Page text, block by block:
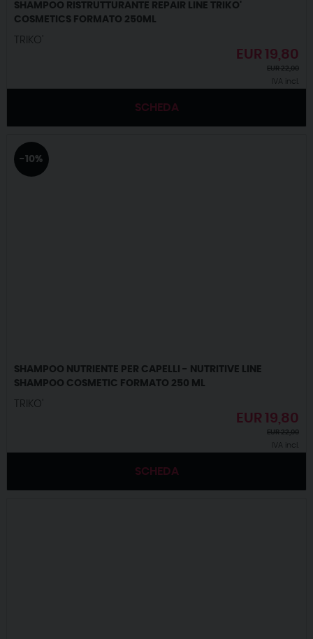
SHAMPOO RISTRUTTURANTE REPAIR LINE TRIKO'
COSMETICS FORMATO 250ML
TRIKO'
EUR 19,80
EUR22,00
IVA incl.
SCHEDA
-10%
SHAMPOO NUTRIENTE PER CAPELLI - NUTRITIVE LINE
SHAMPOO COSMETIC FORMATO 250 ML
TRIKO'
EUR 19,80
EUR22,00
IVA incl.
SCHEDA